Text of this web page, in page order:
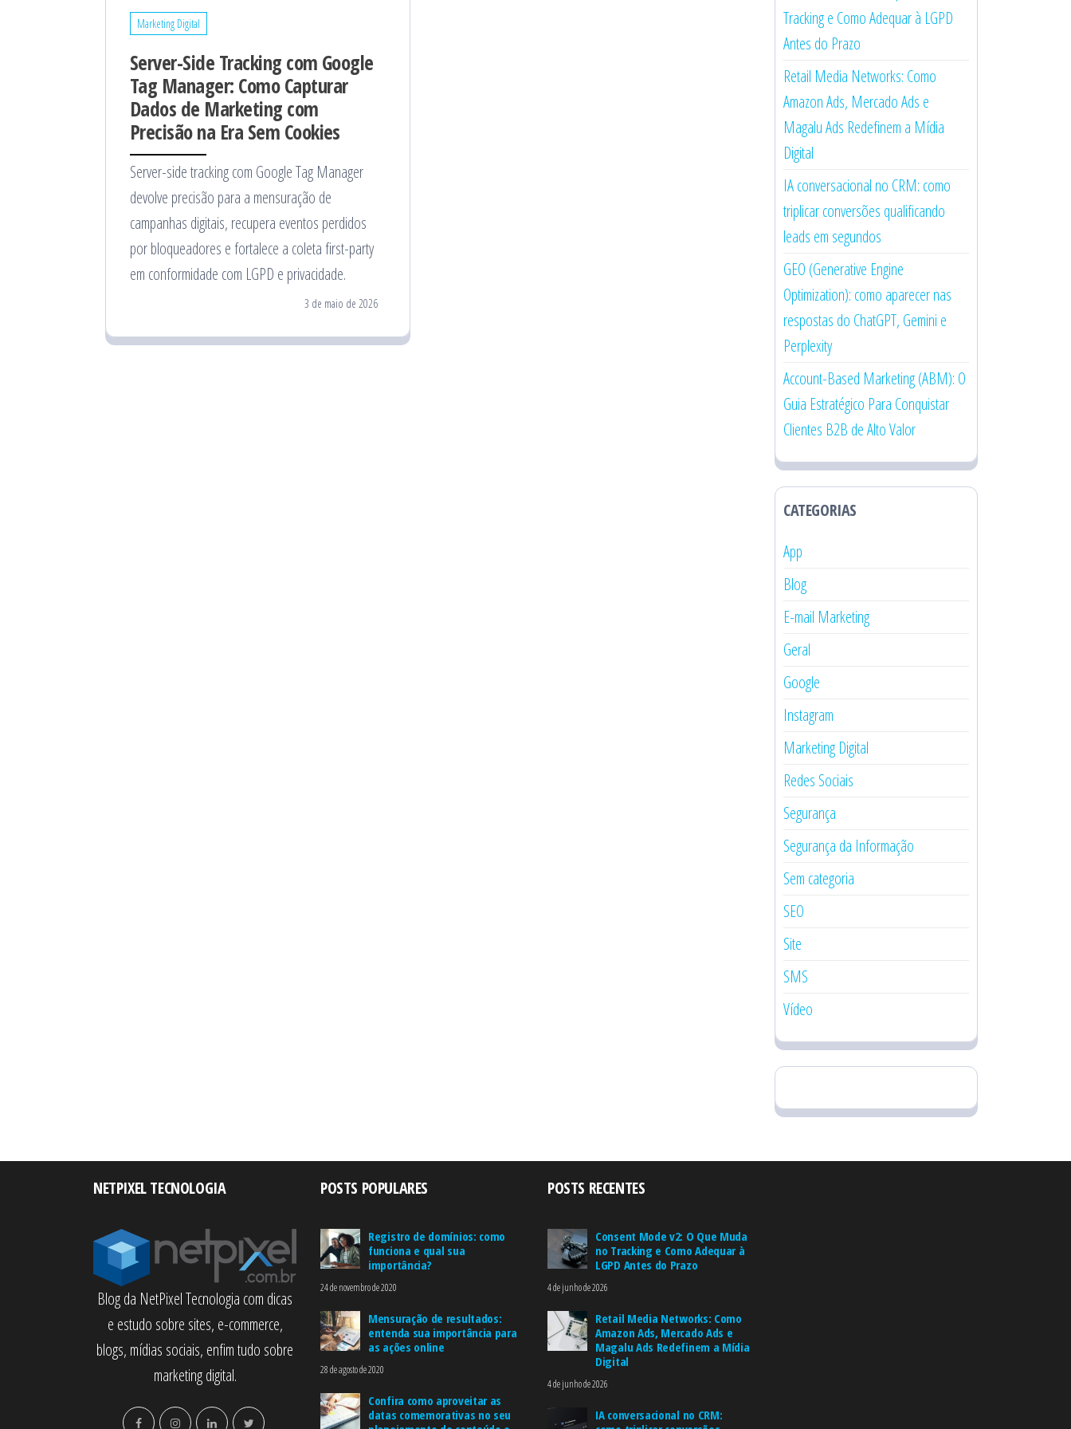
Marketing Digital
Server-Side Tracking com Google
Tag Manager: Como Capturar
Dados de Marketing com
Precisão na Era Sem Cookies
Server-side tracking com Google Tag Manager
devolve precisão para a mensuração de
campanhas digitais, recupera eventos perdidos
por bloqueadores e fortalece a coleta first-party
em conformidade com LGPD e privacidade.
3 de maio de 2026
Tracking e Como Adequar à LGPD
Antes do Prazo
Retail Media Networks: Como
Amazon Ads, Mercado Ads e
Magalu Ads Redefinem a Mídia
Digital
IA conversacional no CRM: como
triplicar conversões qualificando
leads em segundos
GEO (Generative Engine
Optimization): como aparecer nas
respostas do ChatGPT, Gemini e
Perplexity
Account-Based Marketing (ABM): O
Guia Estratégico Para Conquistar
Clientes B2B de Alto Valor
CATEGORIAS
App
Blog
E-mail Marketing
Geral
Google
Instagram
Marketing Digital
Redes Sociais
Segurança
Segurança da Informação
Sem categoria
SEO
Site
SMS
Vídeo
NETPIXEL TECNOLOGIA
Blog da NetPixel Tecnologia com dicas
e estudo sobre sites, e-commerce,
blogs, mídias sociais, enfim tudo sobre
marketing digital.
POSTS POPULARES
Registro de domínios: como
funciona e qual sua
importância?
24 de novembro de 2020
Mensuração de resultados:
entenda sua importância para
as ações online
28 de agosto de 2020
Confira como aproveitar as
datas comemorativas no seu
POSTS RECENTES
Consent Mode v2: O Que Muda
no Tracking e Como Adequar à
LGPD Antes do Prazo
4 de junho de 2026
Retail Media Networks: Como
Amazon Ads, Mercado Ads e
Magalu Ads Redefinem a Mídia
Digital
4 de junho de 2026
IA conversacional no CRM: